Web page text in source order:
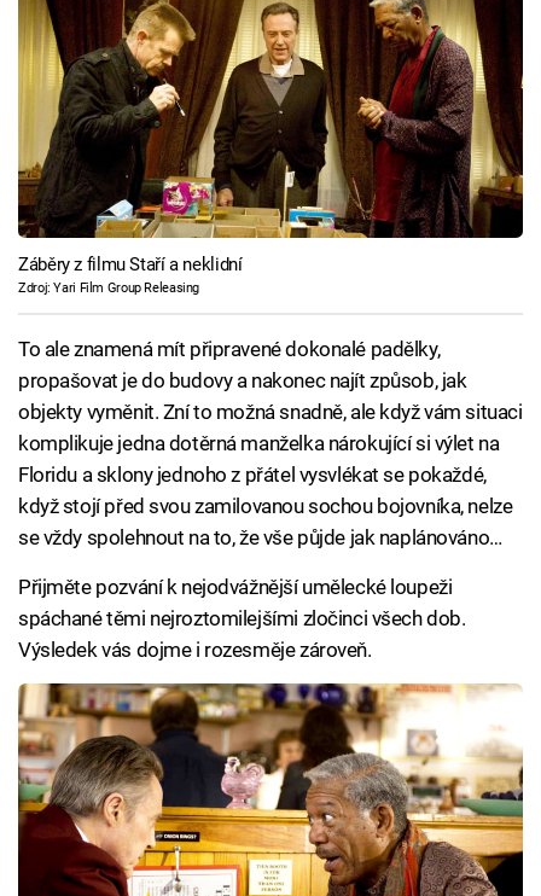
Záběry z filmu Staří a neklidní
Zdroj: Yari Film Group Releasing
To ale znamená mít připravené dokonalé padělky,
propašovat je do budovy a nakonec najít způsob, jak
objekty vyměnit. Zní to možná snadně, ale když vám situaci
komplikuje jedna dotěrná manželka nárokující si výlet na
Floridu a sklony jednoho z přátel vysvlékat se pokaždé,
když stojí před svou zamilovanou sochou bojovníka, nelze
se vždy spolehnout na to, že vše půjde jak naplánováno…
Přijměte pozvání k nejodvážnější umělecké loupeži
spáchané těmi nejroztomilejšími zločinci všech dob.
Výsledek vás dojme i rozesměje zároveň.